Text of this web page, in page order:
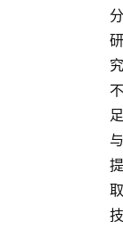
分
研
究
不
足
与
提
取
技